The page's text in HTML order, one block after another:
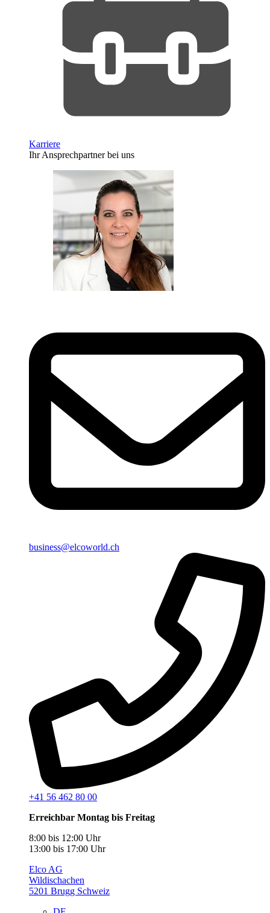
Karriere
Ihr Ansprechpartner bei uns
business@elcoworld.ch
+41 56 462 80 00
Erreichbar Montag bis Freitag
8:00 bis 12:00 Uhr
13:00 bis 17:00 Uhr
Elco AG
Wildischachen
5201 Brugg Schweiz